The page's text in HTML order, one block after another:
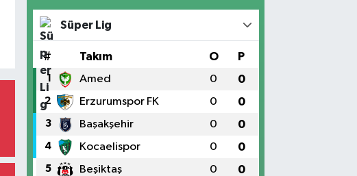
Süper Lig
# Takım O P
1 Amed 0 0
2 Erzurumspor FK 0 0
3 Başakşehir 0 0
4 Kocaelispor 0 0
5 Beşiktaş 0 0